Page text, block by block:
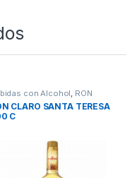
con Alcohol, RON
CLARO SANTA TERESA
C